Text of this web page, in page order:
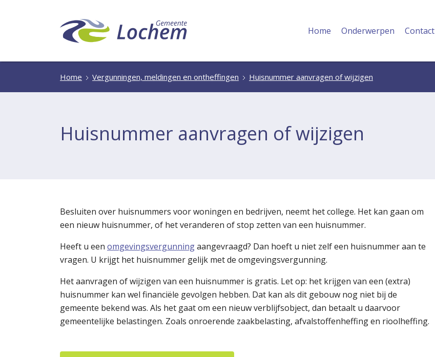
Home Onderwerpen Contact
Home Vergunningen, meldingen en ontheffingen Huisnummer aanvragen of wijzigen
Huisnummer aanvragen of wijzigen
Besluiten over huisnummers voor woningen en bedrijven, neemt het college. Het kan gaan om
een nieuw huisnummer, of het veranderen of stop zetten van een huisnummer.
Heeft u een omgevingsvergunningaangevraagd? Dan hoeft u niet zelf een huisnummer aan te
vragen. U krijgt het huisnummer gelijk met de omgevingsvergunning.
Het aanvragen of wijzigen van een huisnummer is gratis. Let op: het krijgen van een (extra)
huisnummer kan wel financiële gevolgen hebben. Dat kan als dit gebouw nog niet bij de
gemeente bekend was. Als het gaat om een nieuw verblijfsobject, dan betaalt u daarvoor
gemeentelijke belastingen. Zoals onroerende zaakbelasting, afvalstoffenheffing en rioolheffing.